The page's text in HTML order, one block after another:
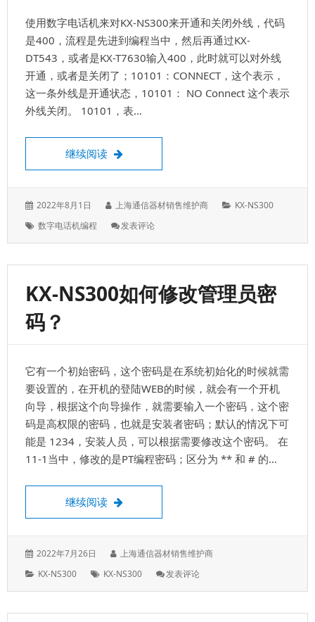
1-
1
中
可
查
使用数字电话机来对KX-NS300来开通和关闭外线，代码
是400，流程是先进到编程当中，然后再通过KX-
DT543，或者是KX-T7630输入400，此时就可以对外线
开通，或者是关闭了；10101：CONNECT，这个表示，
这一条外线是开通状态，10101： NO Connect 这个表示
外线关闭。 10101，表…
继续阅读 用数字电话机来编程，对交换机开通和关闭
发
于：
2022年8月1日
作
上海通信器材销售维护商
分
KX-NS300
标
数字电话机编程 发表评论: 用
电
机
来
换
机
开
通
和
关
闭
外
KX-NS300如何修改管理员密
码？
它有一个初始密码，这个密码是在系统初始化的时候就需
要设置的，在开机的登陆WEB的时候，就会有一个开机
向导，根据这个向导操作，就需要输入一个密码，这个密
码是高权限的密码，也就是安装者密码；默认的情况下可
能是 1234，安装人员，可以根据需要修改这个密码。 在
11-1当中，修改的是PT编程密码；区分为 ** 和 # 的…
继续阅读 KX-NS300如何修改管理员密码？
发
于：
2022年7月26日
作
上海通信器材销售维护商
分
KX-NS300
标
KX-NS300 发表评论: KX-
何